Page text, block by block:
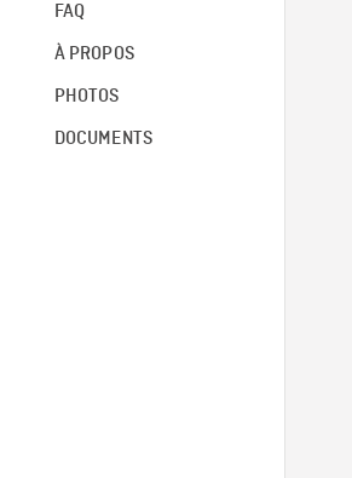
FAQ
À PROPOS
PHOTOS
DOCUMENTS